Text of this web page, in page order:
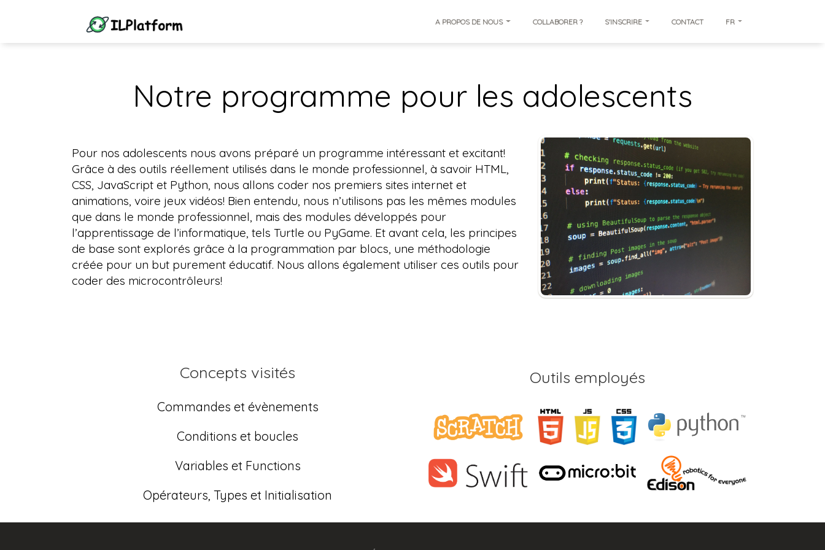
A PROPOS DE NOUS COLLABORER ? S'INSCRIRE CONTACT FR
Notre programme pour les adolescents
Pour nos adolescents nous avons préparé un programme intéressant et excitant!
Grâce à des outils réellement utilisés dans le monde professionnel, à savoir HTML,
CSS, JavaScript et Python, nous allons coder nos premiers sites internet et
animations, voire jeux vidéos! Bien entendu, nous n’utilisons pas les mêmes modules
que dans le monde professionnel, mais des modules développés pour
l’apprentissage de l’informatique, tels Turtle ou PyGame. Et avant cela, les principes
de base sont explorés grâce à la programmation par blocs, une méthodologie
créée pour un but purement éducatif. Nous allons également utiliser ces outils pour
coder des microcontrôleurs!
Concepts visités
Commandes et évènements
Conditions et boucles
Variables et Functions
Opérateurs, Types et Initialisation
Outils employés